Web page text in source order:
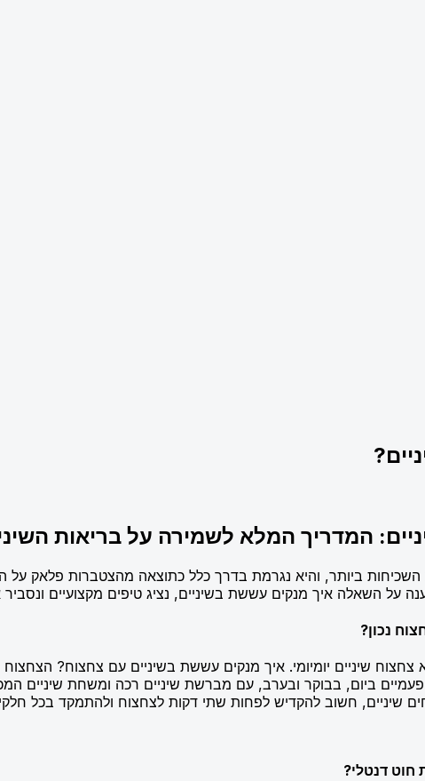
המדריך המלא לשמירה על בריאות
ביותר, והיא נגרמת בדרך כלל כתוצאה מהצטברות פלאק על
על השאלה איך מנקים עששת בשיניים, נציג טיפים מקצועיים
נכון?
שיניים יומיומי. איך מנקים עששת בשיניים עם צחצוח?
ביום, בבוקר ובערב, עם מברשת שיניים רכה ומשחת שיניים
חשוב להקדיש לפחות שתי דקות לצחצוח ולהתמקד בכל חלקי
חוט דנטלי?